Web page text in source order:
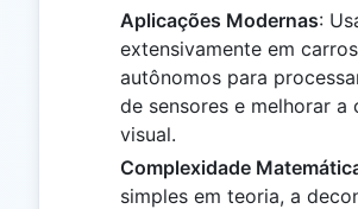
Aplicações Modernas:
extensivamente em carros
autônomos para
de sensores e melhorar a
visual.
Complexidade
simples em teoria, a